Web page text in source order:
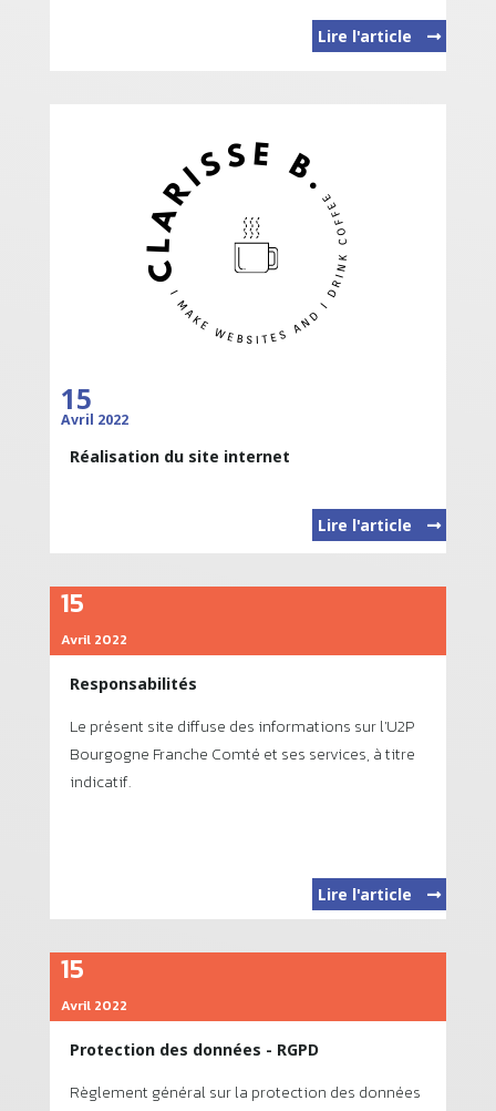
Lire l'article
15
Avril 2022
Réalisation du site internet
Lire l'article
15
Avril 2022
Responsabilités
Le présent site diffuse des informations sur l'U2P
Bourgogne Franche Comté et ses services, à titre
indicatif.
Lire l'article
15
Avril 2022
Protection des données - RGPD
Règlement général sur la protection des données